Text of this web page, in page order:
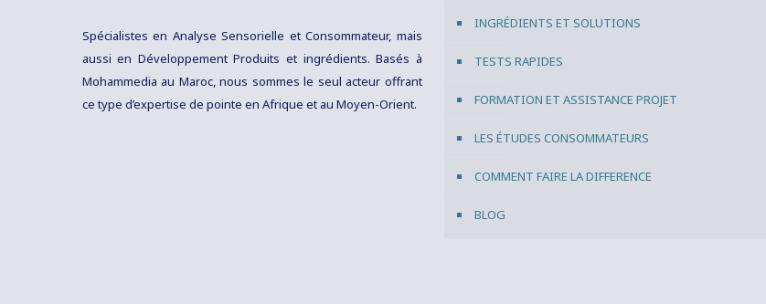
Spécialistes en Analyse Sensorielle et Consommateur, mais
aussi en Développement Produits et ingrédients. Basés à
Mohammedia au Maroc, nous sommes le seul acteur offrant
ce type d’expertise de pointe en Afrique et au Moyen-Orient.
INGRÉDIENTS ET SOLUTIONS
TESTS RAPIDES
FORMATION ET ASSISTANCE PROJET
LES ÉTUDES CONSOMMATEURS
COMMENT FAIRE LA DIFFERENCE
BLOG